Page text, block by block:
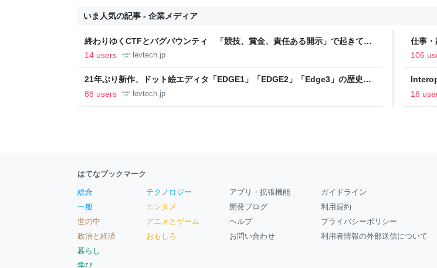
いま人気の記事 - 企業メディア
終わりゆくCTFとバグバウンティ 「競技、賞金、責任ある開示」で起きてい
ること【フォーカス】 - レバテックLAB
14 users levtech.jp
仕事
の自
106
21年ぶり新作、ドット絵エディタ「EDGE1」「EDGE2」「Edge3」の歴史に
ついて作者に聞く【フォーカス】 - レバテックLAB
88 users levtech.jp
への
18
はてなブックマーク
総合
一般
世の中
政治と経済
暮らし
学び
テクノロジー
エンタメ
アニメとゲーム
おもしろ
アプリ・拡張機能
開発ブログ
ヘルプ
お問い合わせ
ガイドライン
利用規約
プライバシーポリシー
利用者情報の外部送信について